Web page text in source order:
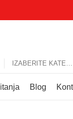
Blog